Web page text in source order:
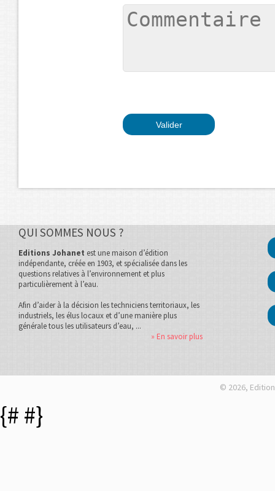
QUI SOMMES NOUS ?
Editions Johanet est une maison d’édition
indépendante, créée en 1903, et spécialisée dans les
questions relatives à l’environnement et plus
particulièrement à l’eau.
Afin d’aider à la décision les techniciens territoriaux, les
industriels, les élus locaux et d’une manière plus
générale tous les utilisateurs d’eau, ...
» En savoir plus
© 2026,
{# #}